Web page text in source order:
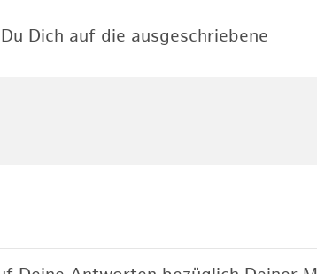
Dich auf die ausgeschriebene